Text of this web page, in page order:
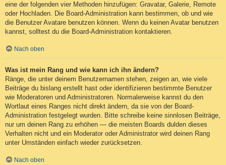
eine der folgenden vier Methoden hinzufügen: Gravatar, Galerie, Remote
oder Hochladen. Die Board-Administration kann bestimmen, ob und wie
die Benutzer Avatare benutzen können. Wenn du keinen Avatar benutzen
kannst, solltest du die Board-Administration kontaktieren.
Nach oben
Was ist mein Rang und wie kann ich ihn ändern?
Ränge, die unter deinem Benutzernamen stehen, zeigen an, wie viele
Beiträge du bislang erstellt hast oder identifizieren bestimmte Benutzer
wie Moderatoren und Administratoren. Normalerweise kannst du den
Wortlaut eines Ranges nicht direkt ändern, da sie von der Board-
Administration festgelegt wurden. Bitte schreibe keine sinnlosen Beiträge,
nur um deinen Rang zu erhöhen — die meisten Boards dulden dieses
Verhalten nicht und ein Moderator oder Administrator wird deinen Rang
unter Umständen einfach wieder zurücksetzen.
Nach oben